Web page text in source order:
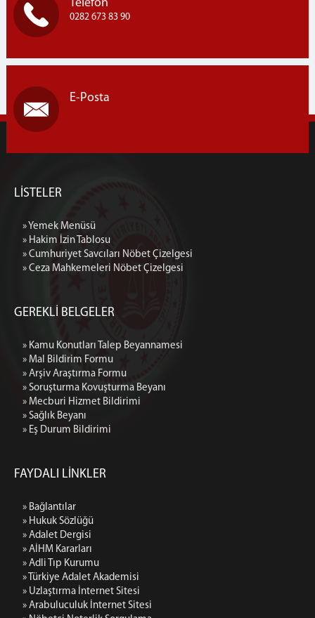
Telefon
0282 673 83 90
E-Posta
LİSTELER
» Yemek Menüsü
» Hakim İzin Tablosu
» Cumhuriyet Savcıları Nöbet Çizelgesi
» Ceza Mahkemeleri Nöbet Çizelgesi
GEREKLİ BELGELER
» Kamu Konutları Talep Beyannamesi
» Mal Bildirim Formu
» Arşiv Araştırma Formu
» Soruşturma Kovuşturma Beyanı
» Mecburi Hizmet Bildirimi
» Sağlık Beyanı
» Eş Durum Bildirimi
FAYDALI LİNKLER
» Bağlantılar
» Hukuk Sözlüğü
» Adalet Dergisi
» AİHM Kararları
» Adli Tıp Kurumu
» Türkiye Adalet Akademisi
» Uzlaştırma İnternet Sitesi
» Arabuluculuk İnternet Sitesi